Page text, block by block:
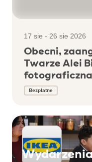
17 sie - 26 sie 2026
Obecni,
Twarze Alei
fotograficzna
Bezpłatne